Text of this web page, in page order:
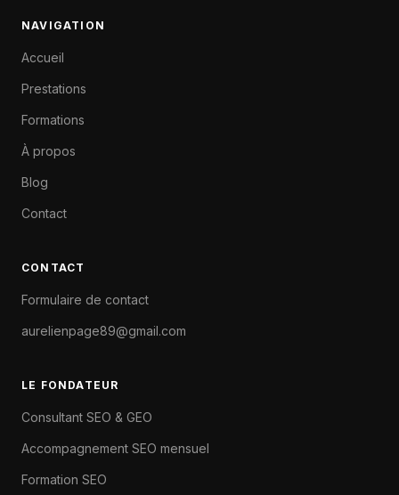
NAVIGATION
Accueil
Prestations
Formations
À propos
Blog
Contact
CONTACT
Formulaire de contact
aurelienpage89@gmail.com
LE FONDATEUR
Consultant SEO & GEO
Accompagnement SEO mensuel
Formation SEO